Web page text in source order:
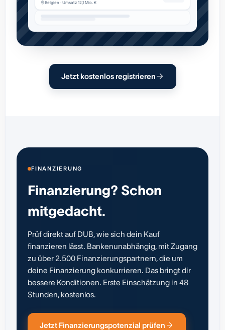
Belgien · Umsatz 12,1 Mio. €
Jetzt kostenlos registrieren
FINANZIERUNG
Finanzierung? Schon
mitgedacht.
Prüf direkt auf DUB, wie sich dein Kauf
finanzieren lässt. Bankenunabhängig, mit Zugang
zu über 2.500 Finanzierungspartnern, die um
deine Finanzierung konkurrieren. Das bringt dir
bessere Konditionen. Erste Einschätzung in 48
Stunden, kostenlos.
Jetzt Finanzierungspotenzial prüfen